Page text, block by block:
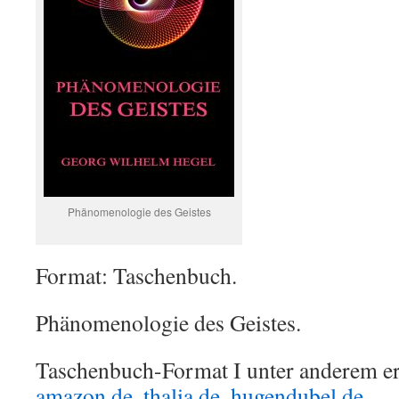
Phänomenologie des Geistes
Format: Taschenbuch.
Phänomenologie des Geistes.
Taschenbuch-Format I unter anderem